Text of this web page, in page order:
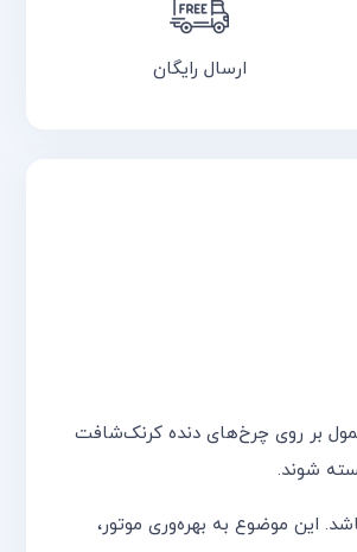
ارسال رایگان
بر روی چرخ‌های دنده کرنک‌شافت
شوند.
این موضوع به بهره‌وری موتور،